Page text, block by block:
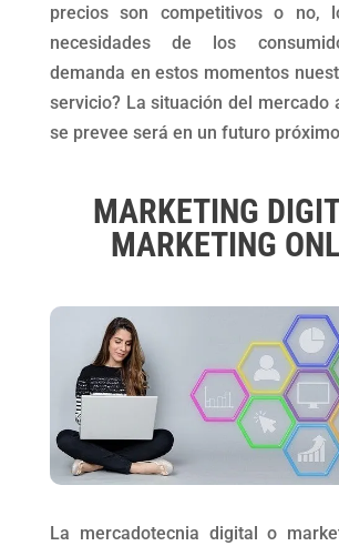
precios son competitivos o no,
necesidades de los
demanda en estos momentos
servicio? La situación del mercado
se prevee será en un futuro
MARKETING
MARKETING
La mercadotecnia digital o